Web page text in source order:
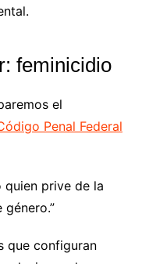
feminicidio
el
Penal Federal
prive de la
que configuran